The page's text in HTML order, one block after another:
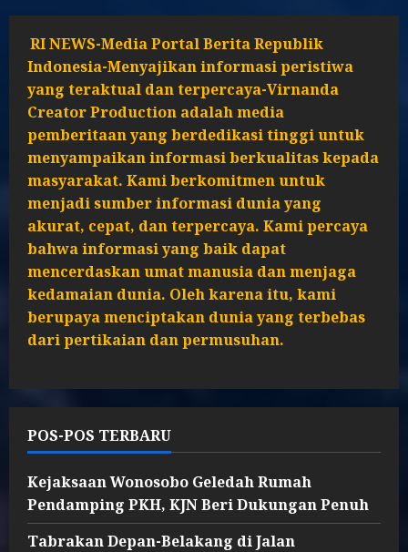
RI NEWS-Media Portal Berita Republik
Indonesia-Menyajikan informasi peristiwa
yang teraktual dan terpercaya-Virnanda
Creator Production adalah media
pemberitaan yang berdedikasi tinggi untuk
menyampaikan informasi berkualitas kepada
masyarakat. Kami berkomitmen untuk
menjadi sumber informasi dunia yang
akurat, cepat, dan terpercaya. Kami percaya
bahwa informasi yang baik dapat
mencerdaskan umat manusia dan menjaga
kedamaian dunia. Oleh karena itu, kami
berupaya menciptakan dunia yang terbebas
dari pertikaian dan permusuhan.
POS-POS TERBARU
Kejaksaan Wonosobo Geledah Rumah
Pendamping PKH, KJN Beri Dukungan Penuh
Tabrakan Depan-Belakang di Jalan